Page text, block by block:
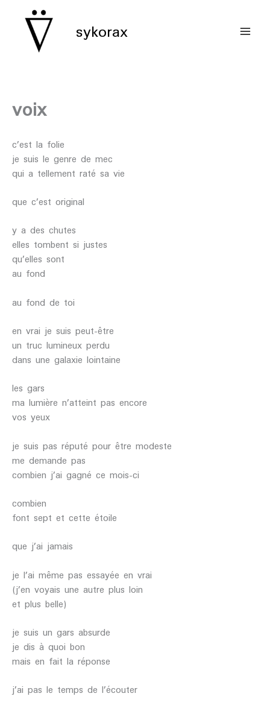
contenu sykorax
voix
c’est la folie
je suis le genre de mec
qui a tellement raté sa vie
que c’est original
y a des chutes
elles tombent si justes
qu’elles sont
au fond
au fond de toi
en vrai je suis peut-être
un truc lumineux perdu
dans une galaxie lointaine
les gars
ma lumière n’atteint pas encore
vos yeux
je suis pas réputé pour être modeste
me demande pas
combien j’ai gagné ce mois-ci
combien
font sept et cette étoile
que j’ai jamais
je l’ai même pas essayée en vrai
(j’en voyais une autre plus loin
et plus belle)
je suis un gars absurde
je dis à quoi bon
mais en fait la réponse
j’ai pas le temps de l’écouter